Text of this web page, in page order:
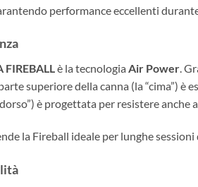
performance eccellenti
FIREBALLè la tecnologia Air Power.
superiore della canna (la “cima”)
è progettata per resistere
la Fireball ideale per lunghe